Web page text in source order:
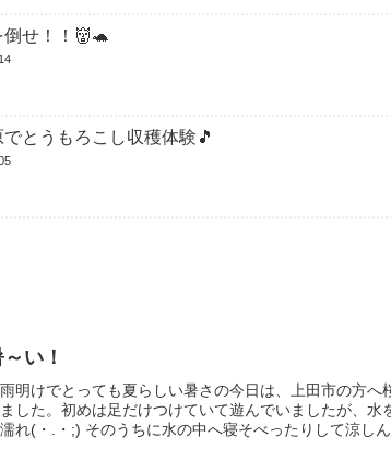
倒せ！！👹🐢
とうもろこし収穫体験🎵
い！
明けでとっても夏らしい暑さの今日は、上田市の方へ
した。初めは足だけつけていて遊んでいましたが、
れ(・.・;) そのうちに水の中へ寝そべったりして涼しん